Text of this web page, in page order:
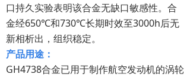
口持久实验表明该合金无缺口敏感性。合
金经650℃和730℃长期时效至3000h后无
新相析出，组织稳定。
产品用途：
GH4738合金已用于制作航空发动机的涡轮